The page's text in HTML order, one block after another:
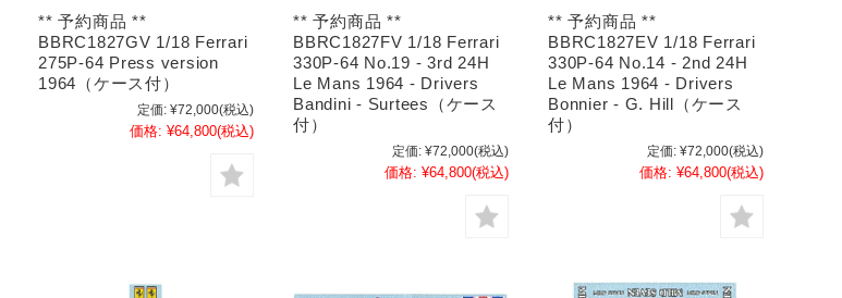
** 予約商品 **
BBRC1827GV 1/18 Ferrari
275P-64 Press version
1964（ケース付）
定価: ¥72,000(税込)
価格: ¥64,800(税込)
** 予約商品 **
BBRC1827FV 1/18 Ferrari
330P-64 No.19 - 3rd 24H
Le Mans 1964 - Drivers
Bandini - Surtees（ケース
付）
定価: ¥72,000(税込)
価格: ¥64,800(税込)
** 予約商品 **
BBRC1827EV 1/18 Ferrari
330P-64 No.14 - 2nd 24H
Le Mans 1964 - Drivers
Bonnier - G. Hill（ケース
付）
定価: ¥72,000(税込)
価格: ¥64,800(税込)